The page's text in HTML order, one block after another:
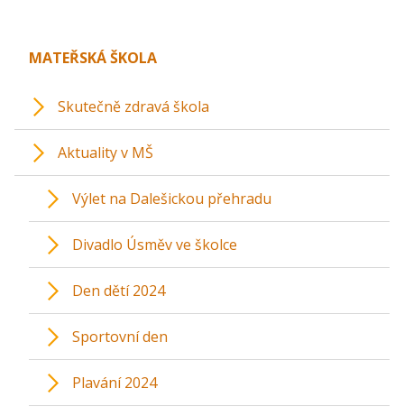
MATEŘSKÁ ŠKOLA
Skutečně zdravá škola
Aktuality v MŠ
Výlet na Dalešickou přehradu
Divadlo Úsměv ve školce
Den dětí 2024
Sportovní den
Plavání 2024